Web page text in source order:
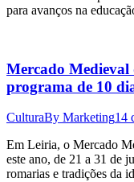
para avanços na
Mercado Medieval
programa de 10
CulturaBy Marketing14
Em Leiria, o Mercado
este ano, de 21 a 31 de
romarias e tradições da